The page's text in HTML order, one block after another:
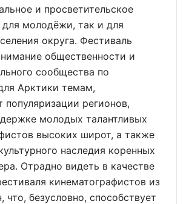
и просветительское
для молодёжи, так и для
округа. Фестиваль
общественности и
сообщества по
Арктики темам,
популяризации регионов,
молодых талантливых
высоких широт, а также
наследия коренных
Отрадно видеть в качестве
кинематографистов из
что, безусловно, способствует